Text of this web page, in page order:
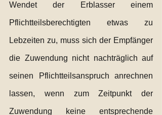
Wendet der Erblasser einem
Pflichtteilsberechtigten etwas zu
Lebzeiten zu, muss sich der Empfänger
die Zuwendung nicht nachträglich auf
seinen Pflichtteilsanspruch anrechnen
lassen, wenn zum Zeitpunkt der
Zuwendung keine entsprechende